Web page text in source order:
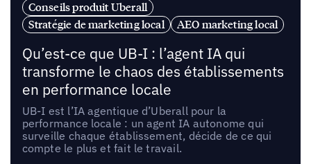
Conseils produit Uberall
Stratégie de marketing local
AEO marketing local
Qu’est-ce que UB-I : l’agent IA qui
transforme le chaos des établissements
en performance locale
UB-I est l’IA agentique d’Uberall pour la
performance locale : un agent IA autonome qui
surveille chaque établissement, décide de ce qui
compte le plus et fait le travail.